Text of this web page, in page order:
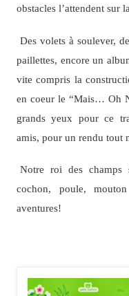
obstacles l’attendent sur
Des volets à soulever,
paillettes, encore un
vite compris la
en coeur le “Mais… Oh
grands yeux pour ce
amis, pour un rendu tout
Notre roi des champs
cochon, poule,
aventures!